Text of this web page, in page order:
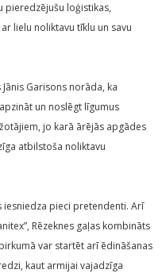
pieredzējušu loģistikas,
lielu noliktavu tīklu un savu
Garisons norāda, ka
un noslēgt līgumus
jo karā ārējās apgādes
atbilstoša noliktavu
pieci pretendenti. Arī
Rēzeknes gaļas kombināts
var startēt arī ēdināšanas
kaut armijai vajadzīga